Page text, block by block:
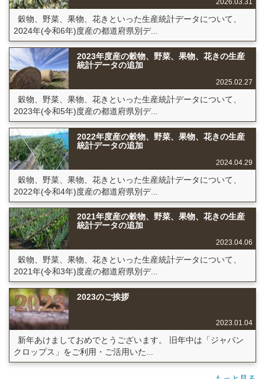
2026.03.31
穀物、野菜、果物、花きといった生産統計データについて、
2024年(令和6年)度産の都道府県別デ...
2023年度産の穀物、野菜、果物、花きの生産
統計データの追加
2025.02.27
穀物、野菜、果物、花きといった生産統計データについて、
2023年(令和5年)度産の都道府県別デ...
2022年度産の穀物、野菜、果物、花きの生産
統計データの追加
2024.04.29
穀物、野菜、果物、花きといった生産統計データについて、
2022年(令和4年)度産の都道府県別デ...
2021年度産の穀物、野菜、果物、花きの生産
統計データの追加
2023.04.06
穀物、野菜、果物、花きといった生産統計データについて、
2021年(令和3年)度産の都道府県別デ...
2023のご挨拶
2023.01.04
新年あけましておめでとうございます。 旧年中は「ジャパン
クロップス」をご利用・ご活用いた...